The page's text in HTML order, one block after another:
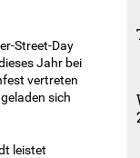
Street-Day
Jahr bei
vertreten
sich
leistet